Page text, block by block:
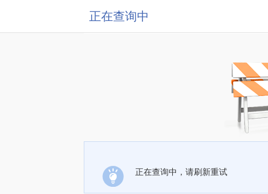
正在查询中
正在查询中，请刷新重试